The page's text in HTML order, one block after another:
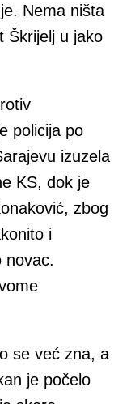
Nema ništa
Škrijelj u jako
policija po
izuzela
KS, dok je
zbog
i
novac.
se već zna, a
je počelo